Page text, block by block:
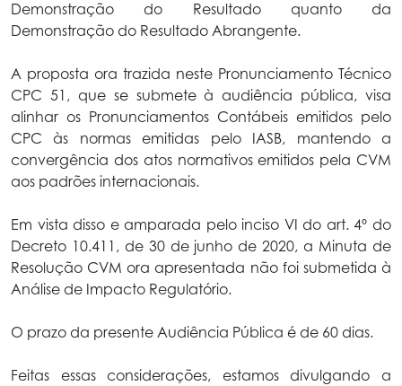
Demonstração do Resultado quanto da
Demonstração do Resultado Abrangente.
A proposta ora trazida neste Pronunciamento Técnico
CPC 51, que se submete à audiência pública, visa
alinhar os Pronunciamentos Contábeis emitidos pelo
CPC às normas emitidas pelo IASB, mantendo a
convergência dos atos normativos emitidos pela CVM
aos padrões internacionais.
Em vista disso e amparada pelo inciso VI do art. 4º do
Decreto 10.411, de 30 de junho de 2020, a Minuta de
Resolução CVM ora apresentada não foi submetida à
Análise de Impacto Regulatório.
O prazo da presente Audiência Pública é de 60 dias.
Feitas essas considerações, estamos divulgando a